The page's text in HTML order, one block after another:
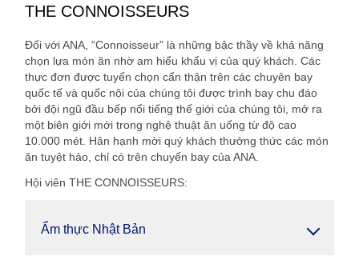
THE CONNOISSEURS
Đối với ANA, “Connoisseur” là những bậc thầy về khả năng
chọn lựa món ăn nhờ am hiểu khẩu vị của quý khách. Các
thực đơn được tuyển chọn cẩn thận trên các chuyên bay
quốc tế và quốc nội của chúng tôi được trình bay chu đáo
bởi đội ngũ đầu bếp nổi tiếng thế giới của chúng tôi, mở ra
một biên giới mới trong nghệ thuật ăn uống từ độ cao
10.000 mét. Hân hạnh mời quý khách thưởng thức các món
ăn tuyệt hảo, chỉ có trên chuyến bay của ANA.
Hội viên THE CONNOISSEURS:
Ẩm thực Nhật Bản